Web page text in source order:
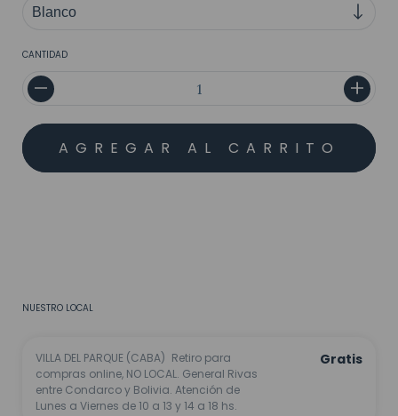
CANTIDAD
NUESTRO LOCAL
VILLA DEL PARQUE (CABA) Retiro para
compras online, NO LOCAL. General Rivas
entre Condarco y Bolivia. Atención de
Lunes a Viernes de 10 a 13 y 14 a 18 hs.
Gratis